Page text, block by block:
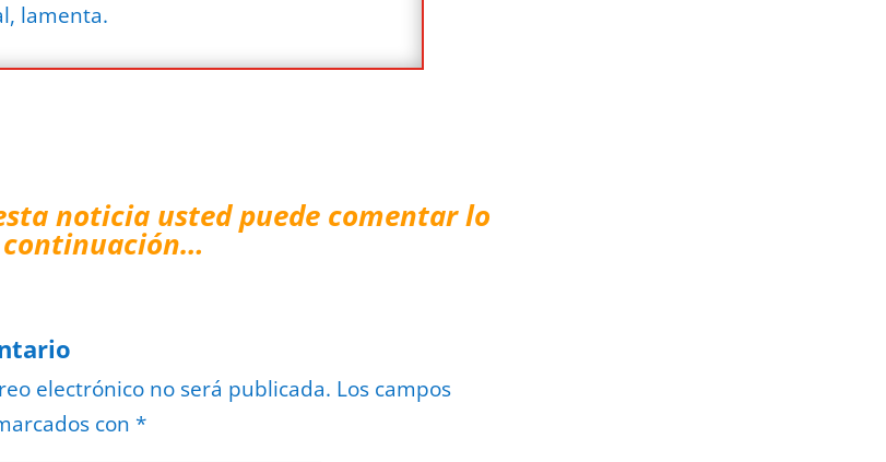
lamenta.
noticia usted puede comentar lo
continuación…
electrónico no será publicada. Los campos
con *